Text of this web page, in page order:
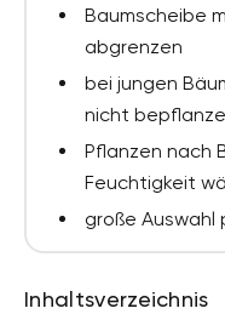
Baumscheibe
abgrenzen
bei jungen
nicht
Pflanzen nach
Feuchtigkeit
große Auswahl
Inhaltsverzeichnis